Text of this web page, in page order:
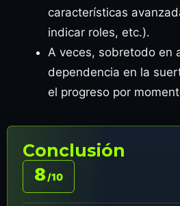
características
indicar roles, etc.).
A veces, sobretodo en
dependencia en la
el progreso por
Conclusión
8/10